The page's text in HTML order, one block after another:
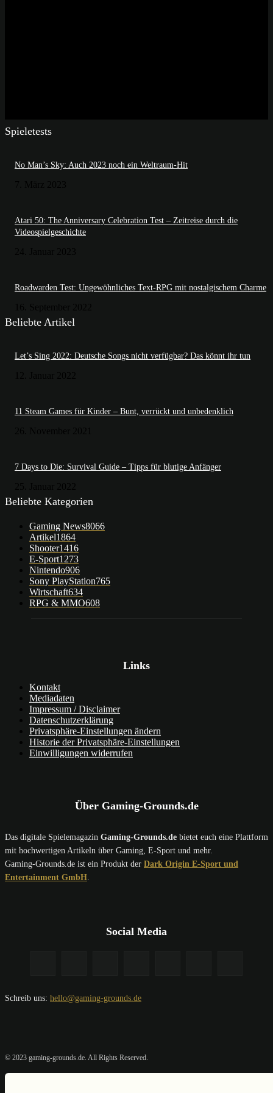
Spieletests
No Man’s Sky: Auch 2023 noch ein Weltraum-Hit
Atari 50: The Anniversary Celebration Test – Zeitreise durch die
Videospielgeschichte
Roadwarden Test: Ungewöhnliches Text-RPG mit nostalgischem Charme
Beliebte Artikel
Let’s Sing 2022: Deutsche Songs nicht verfügbar? Das könnt ihr tun
11 Steam Games für Kinder – Bunt, verrückt und unbedenklich
7 Days to Die: Survival Guide – Tipps für blutige Anfänger
Beliebte Kategorien
Gaming News8066
Artikel1864
Shooter1416
E-Sport1273
Nintendo906
Sony PlayStation765
Wirtschaft634
RPG & MMO608
Links
Kontakt
Mediadaten
Impressum / Disclaimer
Datenschutzerklärung
Privatsphäre-Einstellungen ändern
Historie der Privatsphäre-Einstellungen
Einwilligungen widerrufen
Über Gaming-Grounds.de
Das digitale Spielemagazin Gaming-Grounds.de bietet euch eine Plattform
mit hochwertigen Artikeln über Gaming, E-Sport und mehr.
Gaming-Grounds.de ist ein Produkt der Dark Origin E-Sport und
Entertainment GmbH
Social Media
Schreib uns: hello@gaming-grounds.de
© 2023 gaming-grounds.de. All Rights Reserved.